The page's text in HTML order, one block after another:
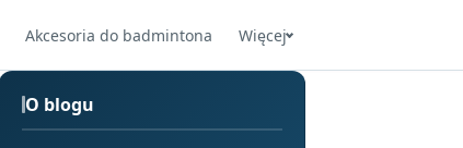
Akcesoria do badmintona Więcej
O blogu